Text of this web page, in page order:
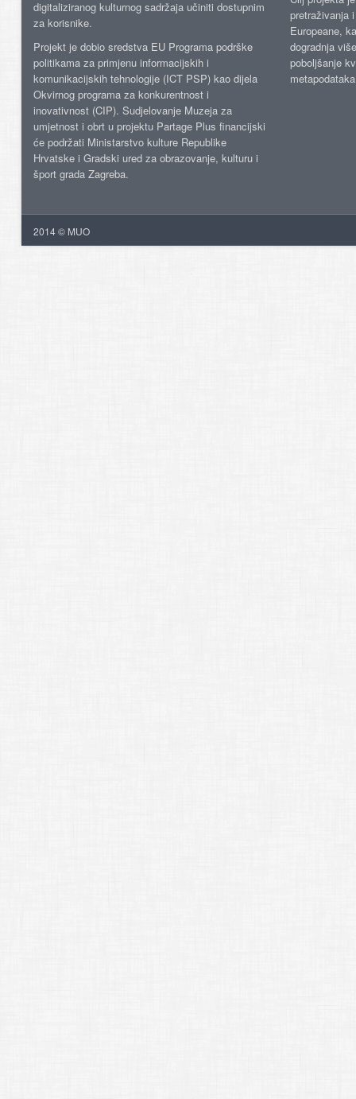
digitaliziranog kulturnog sadržaja učiniti dostupnim
za korisnike.
Projekt je dobio sredstva EU Programa podrške
politikama za primjenu informacijskih i
komunikacijskih tehnologije (ICT PSP) kao dijela
Okvirnog programa za konkurentnost i
inovativnost (CIP). Sudjelovanje Muzeja za
umjetnost i obrt u projektu Partage Plus financijski
će podržati Ministarstvo kulture Republike
Hrvatske i Gradski ured za obrazovanje, kulturu i
šport grada Zagreba.
pretraživanja
Europeane,
dogradnja
poboljšanje
2014 © MUO